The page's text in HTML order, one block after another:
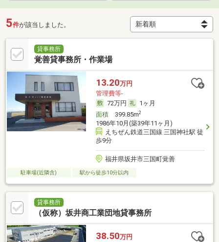
5件が該当しました。
貸事務所
覚善貸事務所・作業場
13.20万円
管理費等-
72万円
1ヶ月
面積399.85m2
1986年10月(築39年11ヶ月)
えちぜん鉄道三国線 三国神社駅 徒
歩9分
福井県坂井市三国町覚善
駐車場(近隣含) 駅から徒歩10分以内
貸事務所
（仮称）坂井商工業団地貸事務所
38.50万円